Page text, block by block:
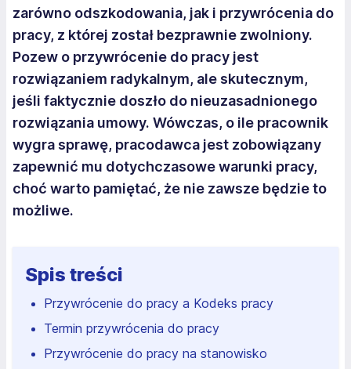
zarówno odszkodowania, jak i przywrócenia do
pracy, z której został bezprawnie zwolniony.
Pozew o przywrócenie do pracy jest
rozwiązaniem radykalnym, ale skutecznym,
jeśli faktycznie doszło do nieuzasadnionego
rozwiązania umowy. Wówczas, o ile pracownik
wygra sprawę, pracodawca jest zobowiązany
zapewnić mu dotychczasowe warunki pracy,
choć warto pamiętać, że nie zawsze będzie to
możliwe.
Spis treści
Przywrócenie do pracy a Kodeks pracy
Termin przywrócenia do pracy
Przywrócenie do pracy na stanowisko